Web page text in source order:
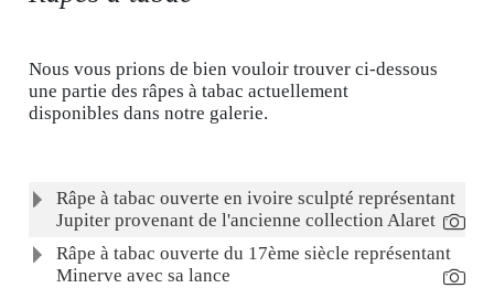
Nous vous prions de bien vouloir trouver ci-dessous
une partie des râpes à tabac actuellement
disponibles dans notre galerie.
Articles
Titre
Râpe à tabac ouverte en ivoire sculpté représentant
Jupiter provenant de l'ancienne collection Alaret
Râpe à tabac ouverte du 17ème siècle représentant
Minerve avec sa lance